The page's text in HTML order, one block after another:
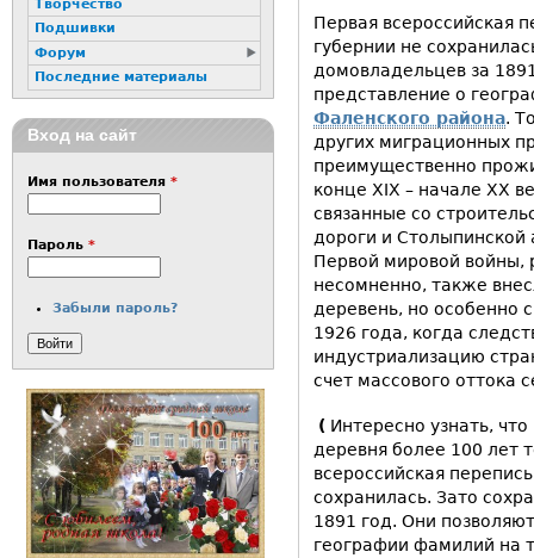
Первая всероссийская
губернии не
домовладельцев за
представление о
Фаленского района.
других миграционных
преимущественно
конце ХIХ – начале ХХ
связанные со
дороги и
Первой мировой войны,
несомненно, также
деревень, но особенно
1926 года, когда
индустриализацию
счет массового оттока
( Интересно узнать,
деревня более 100 лет
всероссийская
сохранилась. Зато
1891 год. Они
географии фамилий на
Творчество
Подшивки
Форум
Последние материалы
Вход на сайт
Имя пользователя *
Пароль *
Забыли пароль?